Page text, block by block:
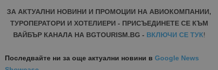
ЗА АКТУАЛНИ НОВИНИ И ПРОМОЦИИ НА АВИОКОМПАНИИ,
ТУРОПЕРАТОРИ И ХОТЕЛИЕРИ - ПРИСЪЕДИНЕТЕ СЕ КЪМ
ВАЙБЪР КАНАЛА НА BGTOURISM.BG - ВКЛЮЧИ СЕ ТУК!
Последвайте ни за още актуални новини в Google News